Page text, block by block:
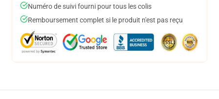
Numéro de suivi fourni pour tous les colis
Remboursement complet si le produit n'est pas reçu